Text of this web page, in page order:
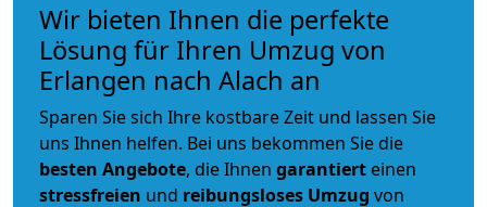
Wir bieten Ihnen die perfekte
Lösung für Ihren Umzug von
Erlangen nach Alach an
Sparen Sie sich Ihre kostbare Zeit und lassen Sie
uns Ihnen helfen. Bei uns bekommen Sie die
besten Angebote, die Ihnen garantiert einen
stressfreien und reibungsloses Umzug von